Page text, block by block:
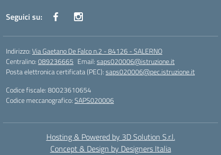
Seguici su:
Indirizzo:Via Gaetano De Falco n.2 - 84126 - SALERNO
Centralino:089236665 Email:saps020006@istruzione.it
Posta elettronica certificata (PEC):saps020006@pec.istruzione.it
Codice fiscale: 80023610654
Codice meccanografico:SAPS020006
Hosting & Powered by 3D Solution S.r.l.
Concept & Design by Designers Italia